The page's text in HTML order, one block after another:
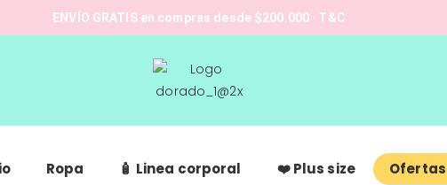
ENVÍO GRATIS en compras desde $200.000 · T&C
Ropa 🧴 Linea corporal ❤️ Plus size Ofertas